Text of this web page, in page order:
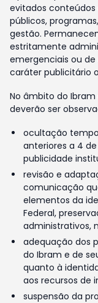
evitados
públicos,
gestão.
estritamente
emergenciais ou
caráter publicitário
No âmbito do
deverão ser
ocultação
anteriores a 4
publicidade
revisão e
comunicação
elementos da
Federal,
administrativos,
adequação dos
do Ibram e de
quanto à
aos recursos de
suspensão da